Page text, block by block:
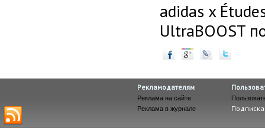
adidas x
UltraBOOST
Рекламодателям
Реклама на сайте
Реклама в журнале